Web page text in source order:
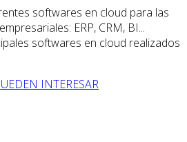
softwares en cloud para las
ERP, CRM, BI...
softwares en cloud realizados
INTERESAR